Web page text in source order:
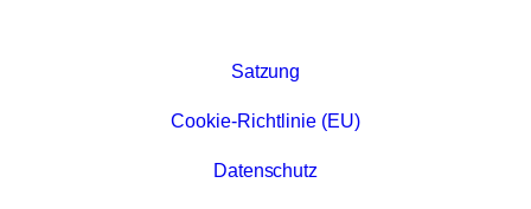
Satzung
Cookie-Richtlinie (EU)
Datenschutz